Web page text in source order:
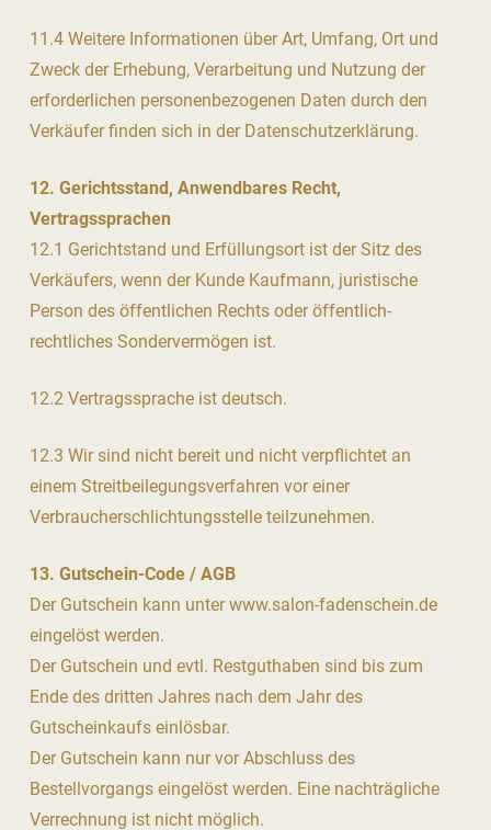
11.4 Weitere Informationen über Art, Umfang, Ort und
Zweck der Erhebung, Verarbeitung und Nutzung der
erforderlichen personenbezogenen Daten durch den
Verkäufer finden sich in der Datenschutzerklärung.
12. Gerichtsstand, Anwendbares Recht,
Vertragssprachen
12.1 Gerichtstand und Erfüllungsort ist der Sitz des
Verkäufers, wenn der Kunde Kaufmann, juristische
Person des öffentlichen Rechts oder öffentlich-
rechtliches Sondervermögen ist.
12.2 Vertragssprache ist deutsch.
12.3 Wir sind nicht bereit und nicht verpflichtet an
einem Streitbeilegungsverfahren vor einer
Verbraucherschlichtungsstelle teilzunehmen.
13. Gutschein-Code / AGB
Der Gutschein kann unter www.salon-fadenschein.de
eingelöst werden.
Der Gutschein und evtl. Restguthaben sind bis zum
Ende des dritten Jahres nach dem Jahr des
Gutscheinkaufs einlösbar.
Der Gutschein kann nur vor Abschluss des
Bestellvorgangs eingelöst werden. Eine nachträgliche
Verrechnung ist nicht möglich.